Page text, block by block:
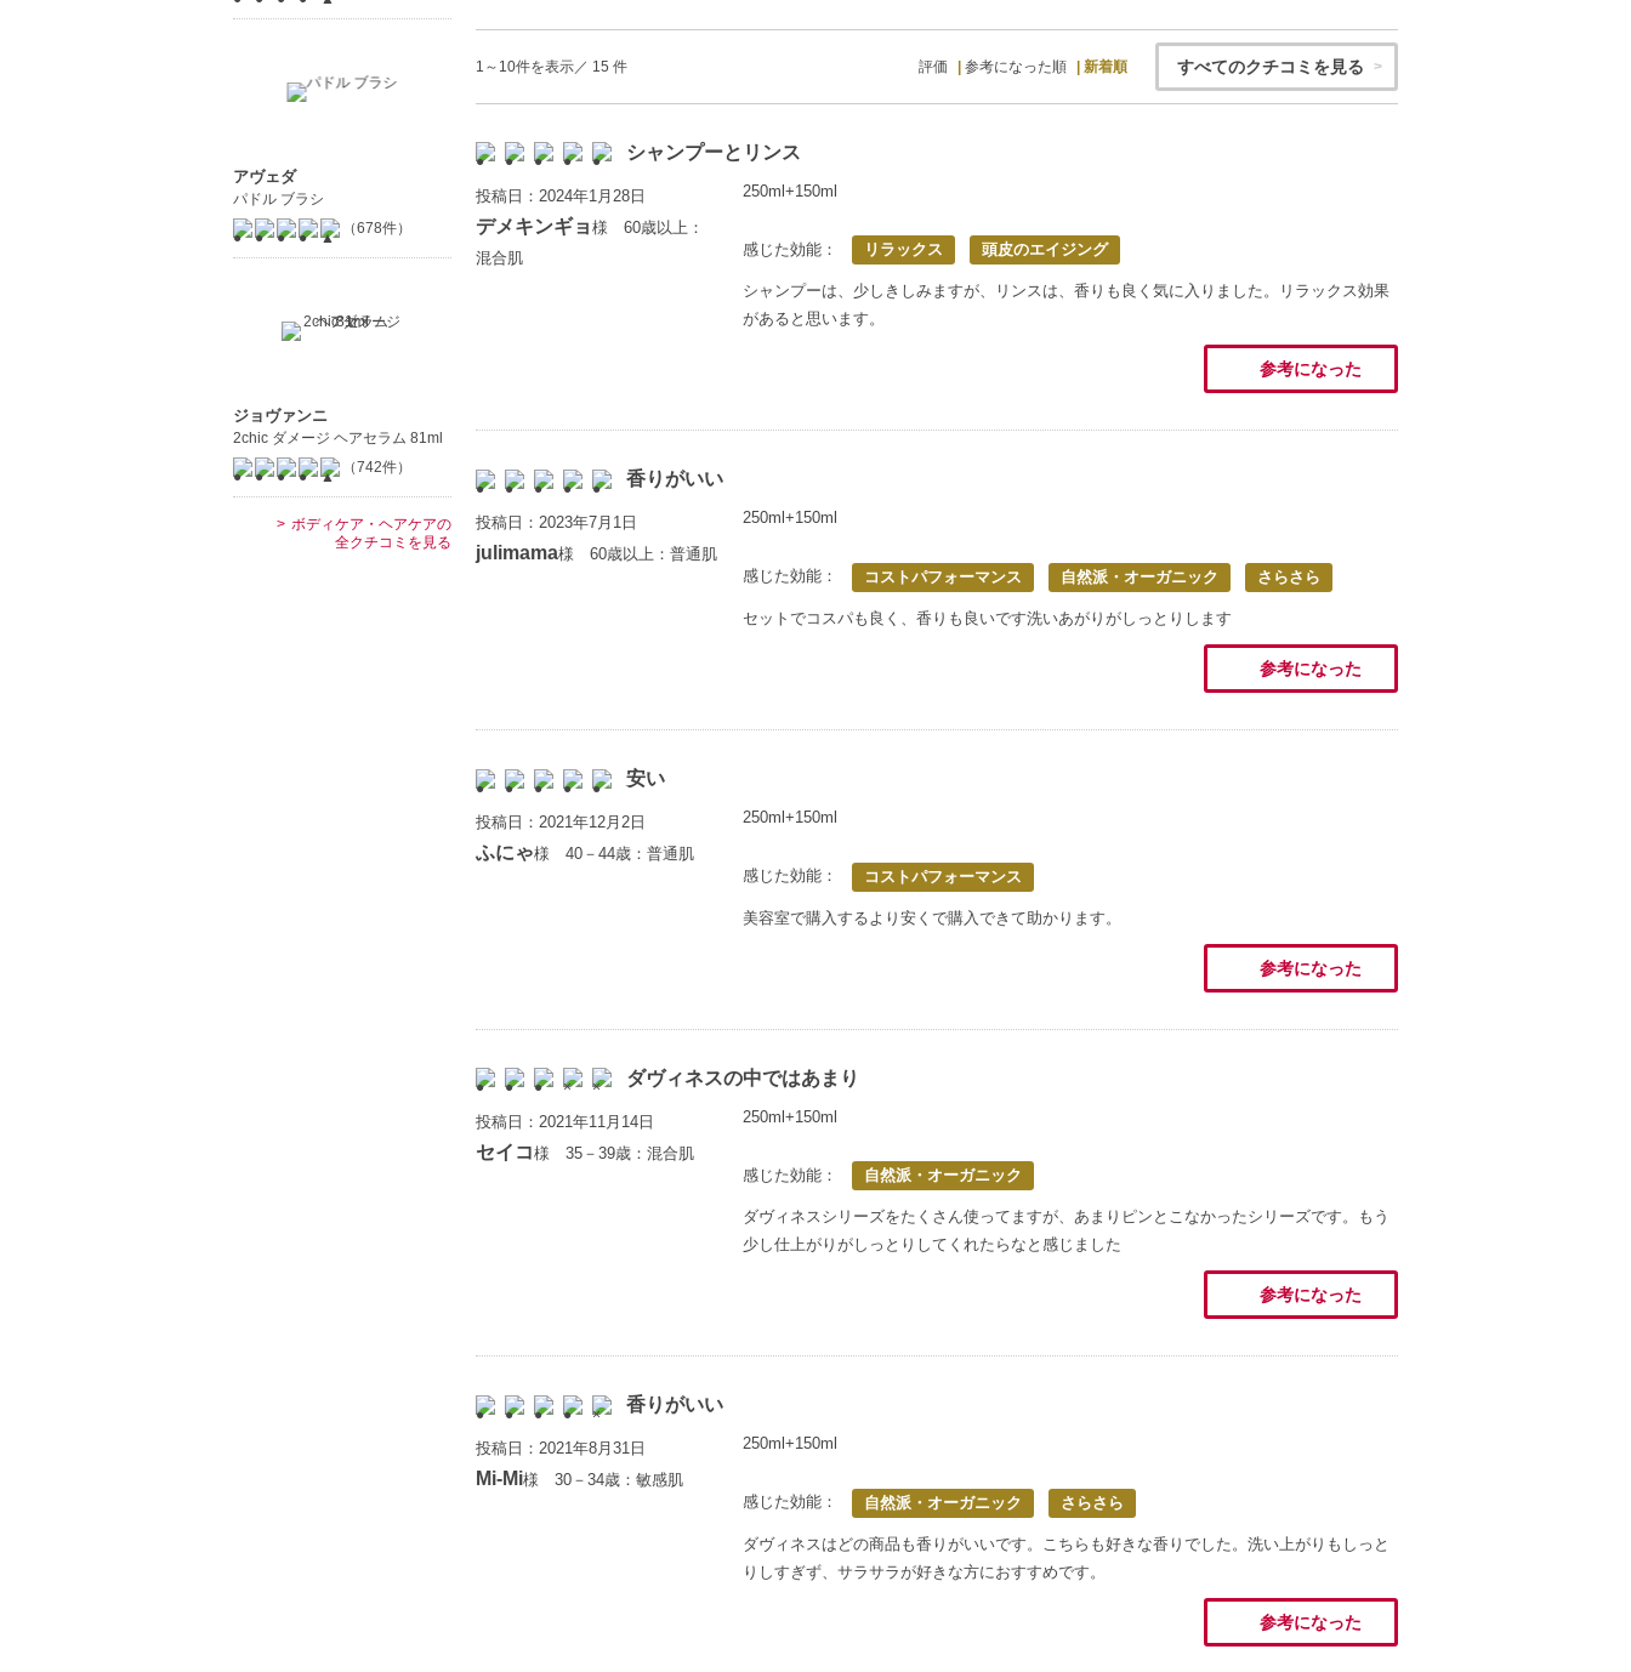
1～10件を表示／ 15 件 評価 参考になった順 新着順 すべてのクチコミを見る
シャンプーとリンス
投稿日：2024年1月28日
デメキンギョ 様 60歳以上：
混合肌
250ml+150ml
感じた効能： リラックス 頭皮のエイジング
シャンプーは、少しきしみますが、リンスは、香りも良く気に入りました。リラックス効果
があると思います。
参考になった
香りがいい
投稿日：2023年7月1日
julimama様 60歳以上：普通肌
250ml+150ml
感じた効能： コストパフォーマンス 自然派・オーガニック さらさら
セットでコスパも良く、香りも良いです洗いあがりがしっとりします
参考になった
安い
投稿日：2021年12月2日
ふにゃ様 40－44歳：普通肌
250ml+150ml
感じた効能： コストパフォーマンス
美容室で購入するより安くで購入できて助かります。
参考になった
ダヴィネスの中ではあまり
投稿日：2021年11月14日
セイコ様 35－39歳：混合肌
250ml+150ml
感じた効能： 自然派・オーガニック
ダヴィネスシリーズをたくさん使ってますが、あまりピンとこなかったシリーズです。もう
少し仕上がりがしっとりしてくれたらなと感じました
参考になった
香りがいい
投稿日：2021年8月31日
Mi-Mi様 30－34歳：敏感肌
250ml+150ml
感じた効能： 自然派・オーガニック さらさら
ダヴィネスはどの商品も香りがいいです。こちらも好きな香りでした。洗い上がりもしっと
りしすぎず、サラサラが好きな方におすすめです。
参考になった
アヴェダ
パドル ブラシ
（678件）
ジョヴァンニ
2chic ダメージ ヘアセラム 81ml
（742件）
ボディケア・ヘアケアの
全クチコミを見る